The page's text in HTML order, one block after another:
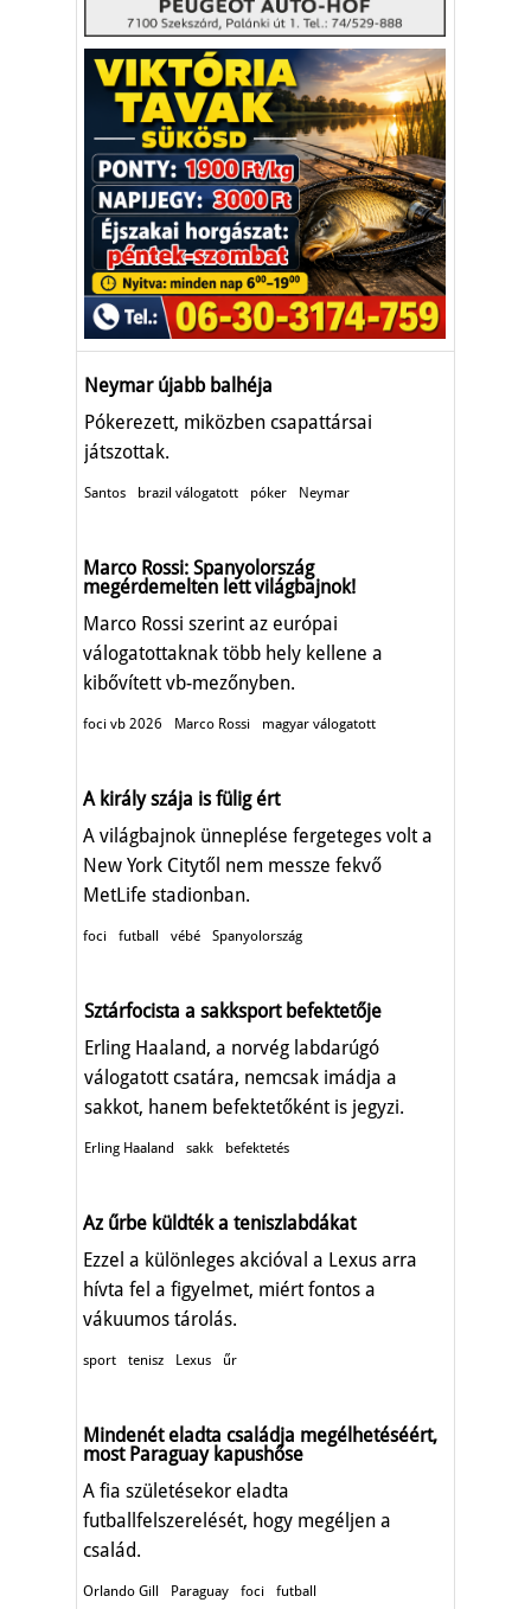
Neymar újabb balhéja
Pókerezett, miközben csapattársai
játszottak.
Santos brazil válogatott póker Neymar
Marco Rossi: Spanyolország
megérdemelten lett világbajnok!
Marco Rossi szerint az európai
válogatottaknak több hely kellene a
kibővített vb-mezőnyben.
foci vb 2026 Marco Rossi magyar válogatott
A király szája is fülig ért
A világbajnok ünneplése fergeteges volt a
New York Citytől nem messze fekvő
MetLife stadionban.
foci futball vébé Spanyolország
Sztárfocista a sakksport befektetője
Erling Haaland, a norvég labdarúgó
válogatott csatára, nemcsak imádja a
sakkot, hanem befektetőként is jegyzi.
Erling Haaland sakk befektetés
Az űrbe küldték a teniszlabdákat
Ezzel a különleges akcióval a Lexus arra
hívta fel a figyelmet, miért fontos a
vákuumos tárolás.
sport tenisz Lexus űr
Mindenét eladta családja megélhetéséért,
most Paraguay kapushőse
A fia születésekor eladta
futballfelszerelését, hogy megéljen a
család.
Orlando Gill Paraguay foci futball